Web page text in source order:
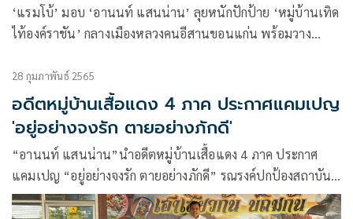
‘แรมโบ้’ มอบ ‘อานนท์ แสนน่าน’ ลุยหนักปักป้าย ‘หมู่บ้านเทิด
ไท้องค์ราชัน’ กลางเมืองหลวงคนอีสานขอนแก่น พร้อมวาง
หวังปลุกพลังเงียบออกต้านกลุ่มล้มล้างสถาบัน
28 กุมภาพันธ์ 2565
อดีตหมู่บ้านเสื้อแดง 4 ภาค ประกาศแคมเปญ
'อยู่อย่างจงรัก ตายอย่างภักดี'
“อานนท์ แสนน่าน”นำอดีตหมู่บ้านเสื้อแดง 4 ภาค ประกาศ
แคมเปญ “อยู่อย่างจงรัก ตายอย่างภักดี” รณรงค์ปกป้องสถาบัน
ให้ชาวไทย 66 ล้านดวงใจรักชาติ ศาสนา พระมหากษัตริย์ ตาม